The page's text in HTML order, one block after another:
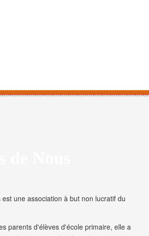
une association à but non lucratif du
parents d'élèves d'école primaire, elle a